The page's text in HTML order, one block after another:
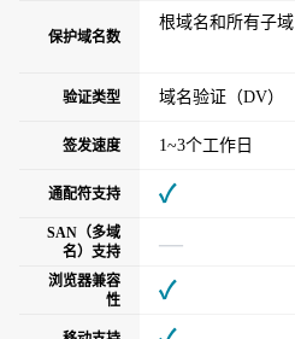
保护域名数
验证类型
签发速度
通配符支持
SAN（多域
名）支持
浏览器兼容
性
根域名和所有子域
域名验证（DV）
1~3个工作日
✓
—
✓